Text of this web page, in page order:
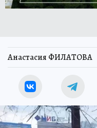
Анастасия ФИЛАТОВА